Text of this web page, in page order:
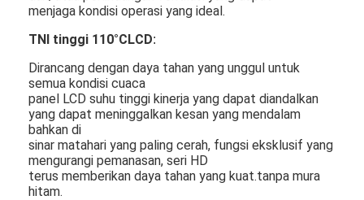
menjaga kondisi operasi yang ideal.
TNI tinggi 110°CLCD:
Dirancang dengan daya tahan yang unggul untuk
semua kondisi cuaca
panel LCD suhu tinggi kinerja yang dapat diandalkan
yang dapat meninggalkan kesan yang mendalam
bahkan di
sinar matahari yang paling cerah, fungsi eksklusif yang
mengurangi pemanasan, seri HD
terus memberikan daya tahan yang kuat.tanpa mura
hitam.